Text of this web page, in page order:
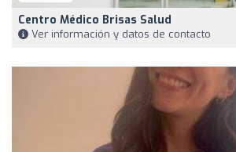
Centro Médico Brisas Salud
Ver información y datos de contacto